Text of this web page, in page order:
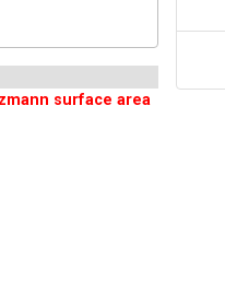
surface area